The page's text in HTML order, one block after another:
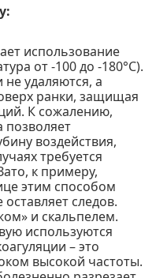
использование
от -100 до -180°С).
удаляются, а
ранки, защищая
К сожалению,
позволяет
воздействия,
требуется
к примеру,
этим способом
следов.
и скальпелем.
используются
– это
высокой частоты.